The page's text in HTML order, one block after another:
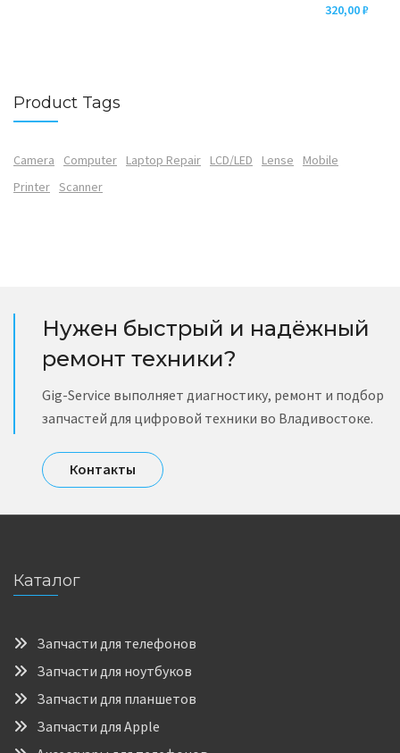
320,00₽
Product Tags
Camera Computer Laptop Repair LCD/LED Lense
Mobile
Printer Scanner
Нужен быстрый и надёжный
ремонт техники?
Gig-Service выполняет диагностику, ремонт и подбор
запчастей для цифровой техники во Владивостоке.
Контакты
Каталог
Запчасти для телефонов
Запчасти для ноутбуков
Запчасти для планшетов
Запчасти для Apple